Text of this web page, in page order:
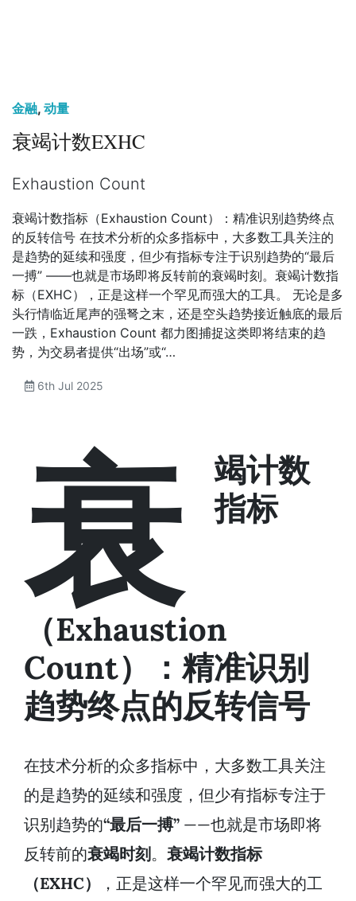
金融, 动量
衰竭计数EXHC
Exhaustion Count
衰竭计数指标（Exhaustion Count）：精准识别趋势终点
的反转信号 在技术分析的众多指标中，大多数工具关注的
是趋势的延续和强度，但少有指标专注于识别趋势的“最后
一搏” ——也就是市场即将反转前的衰竭时刻。衰竭计数指
标（EXHC），正是这样一个罕见而强大的工具。 无论是多
头行情临近尾声的强弩之末，还是空头趋势接近触底的最后
一跌，Exhaustion Count 都力图捕捉这类即将结束的趋
势，为交易者提供“出场”或“…
6th Jul 2025
衰
竭计数
指标
（Exhaustion
Count）：精准识别
趋势终点的反转信号
在技术分析的众多指标中，大多数工具关注
的是趋势的延续和强度，但少有指标专注于
识别趋势的“最后一搏” ——也就是市场即将
反转前的衰竭时刻。 衰竭计数指标
（EXHC）
，正是这样一个罕见而强大的工